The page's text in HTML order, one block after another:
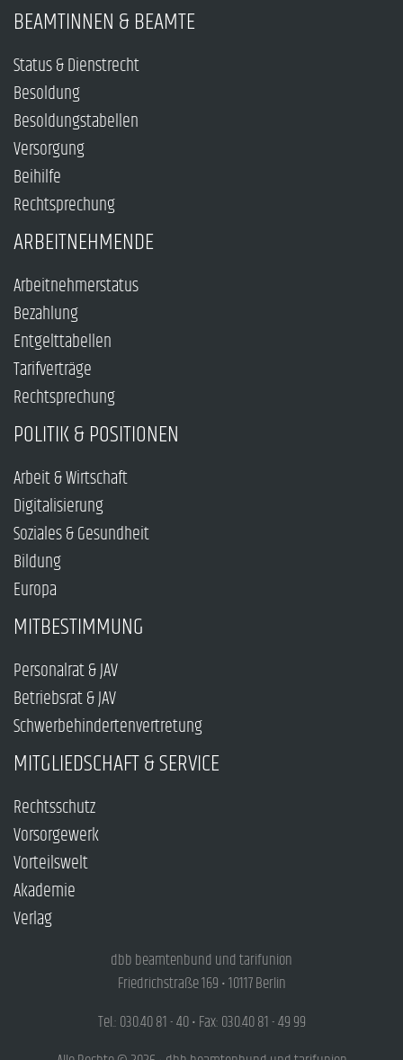
BEAMTINNEN & BEAMTE
Status & Dienstrecht
Besoldung
Besoldungstabellen
Versorgung
Beihilfe
Rechtsprechung
ARBEITNEHMENDE
Arbeitnehmerstatus
Bezahlung
Entgelttabellen
Tarifverträge
Rechtsprechung
POLITIK & POSITIONEN
Arbeit & Wirtschaft
Digitalisierung
Soziales & Gesundheit
Bildung
Europa
MITBESTIMMUNG
Personalrat & JAV
Betriebsrat & JAV
Schwerbehindertenvertretung
MITGLIEDSCHAFT & SERVICE
Rechtsschutz
Vorsorgewerk
Vorteilswelt
Akademie
Verlag
dbb beamtenbund und tarifunion
Friedrichstraße 169 • 10117 Berlin
Tel.: 030.40 81 - 40 • Fax: 030.40 81 - 49 99